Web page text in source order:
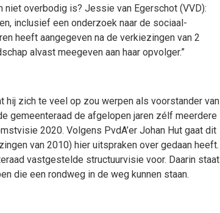
overbodig is? Jessie van Egerschot (VVD):
inclusief een onderzoek naar de sociaal-
heeft aangegeven na de verkiezingen van 2
alvast meegeven aan haar opvolger.”
zich te veel op zou werpen als voorstander van
gemeenteraad de afgelopen jaren zélf meerdere
2020. Volgens PvdA’er Johan Hut gaat dit
van 2010) hier uitspraken over gedaan heeft.
vastgestelde structuurvisie voor. Daarin staat
die een rondweg in de weg kunnen staan.